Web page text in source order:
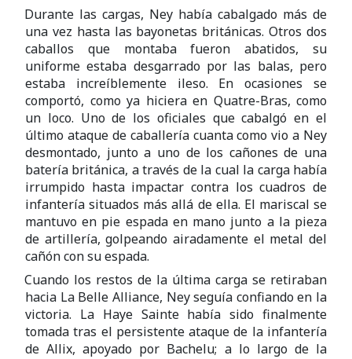
Durante las cargas, Ney había cabalgado más de
una vez hasta las bayonetas británicas. Otros dos
caballos que montaba fueron abatidos, su
uniforme estaba desgarrado por las balas, pero
estaba increíblemente ileso. En ocasiones se
comportó, como ya hiciera en Quatre-Bras, como
un loco. Uno de los oficiales que cabalgó en el
último ataque de caballería cuanta como vio a Ney
desmontado, junto a uno de los cañones de una
batería británica, a través de la cual la carga había
irrumpido hasta impactar contra los cuadros de
infantería situados más allá de ella. El mariscal se
mantuvo en pie espada en mano junto a la pieza
de artillería, golpeando airadamente el metal del
cañón con su espada.
Cuando los restos de la última carga se retiraban
hacia La Belle Alliance, Ney seguía confiando en la
victoria. La Haye Sainte había sido finalmente
tomada tras el persistente ataque de la infantería
de Allix, apoyado por Bachelu; a lo largo de la